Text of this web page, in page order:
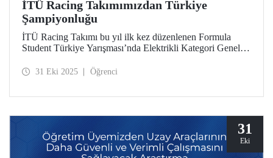
İTÜ Racing Takımımızdan Türkiye
Şampiyonluğu
İTÜ Racing Takımı bu yıl ilk kez düzenlenen Formula
Student Türkiye Yarışması’nda Elektrikli Kategori Genel
cost & manifacturing, businness plan presentation,
31 Eki 2025 Öğrenci
31
Eki